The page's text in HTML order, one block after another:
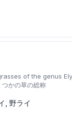
of the genus
つかの草の総称
野ライ